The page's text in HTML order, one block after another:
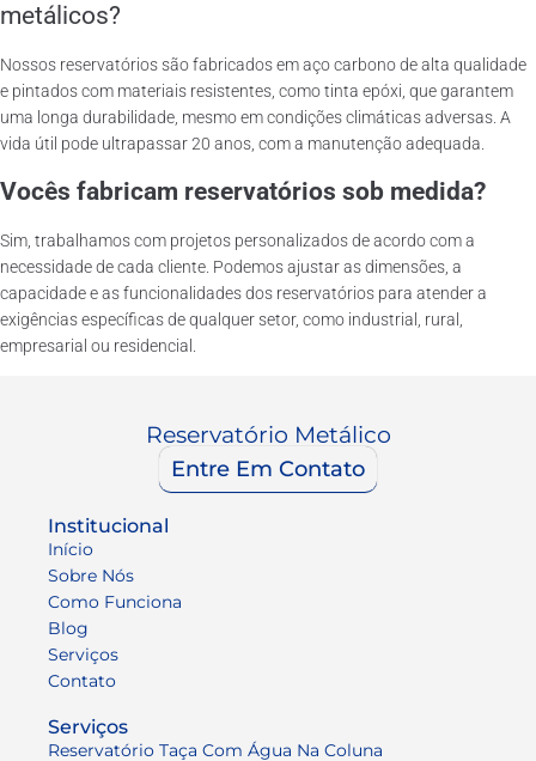
metálicos?
Nossos reservatórios são fabricados em aço carbono de alta qualidade
e pintados com materiais resistentes, como tinta epóxi, que garantem
uma longa durabilidade, mesmo em condições climáticas adversas. A
vida útil pode ultrapassar 20 anos, com a manutenção adequada.
Vocês fabricam reservatórios sob medida?
Sim, trabalhamos com projetos personalizados de acordo com a
necessidade de cada cliente. Podemos ajustar as dimensões, a
capacidade e as funcionalidades dos reservatórios para atender a
exigências específicas de qualquer setor, como industrial, rural,
empresarial ou residencial.
Reservatório Metálico
Entre Em Contato
Institucional
Início
Sobre Nós
Como Funciona
Blog
Serviços
Contato
Serviços
Reservatório Taça Com Água Na Coluna